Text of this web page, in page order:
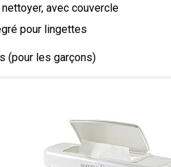
avec couvercle
pour lingettes
(pour les garçons)